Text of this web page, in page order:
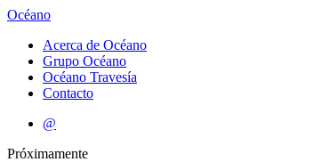
Océano
Acerca de Océano
Grupo Océano
Océano Travesía
Contacto
@
Próximamente